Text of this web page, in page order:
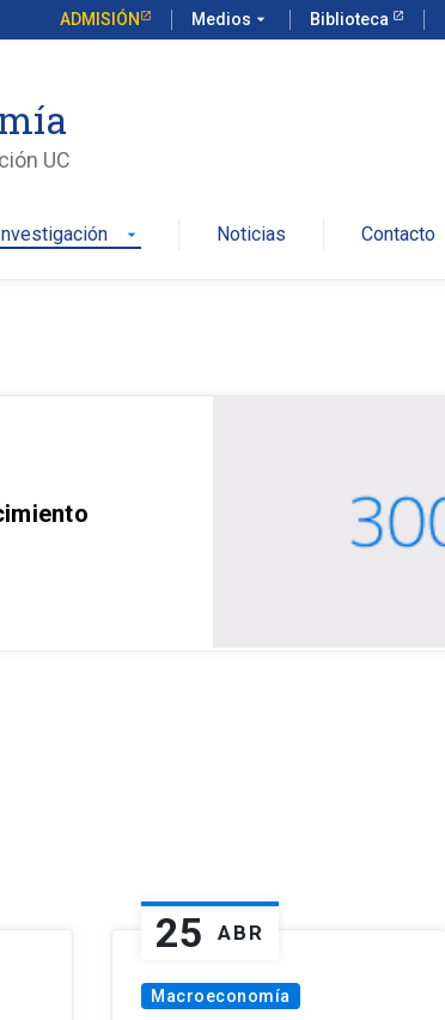
ADMISIÓN Medios arrow_drop_down Biblioteca
UC
arrow_drop_down Noticias Contacto
25 ABR
Macroeconomía